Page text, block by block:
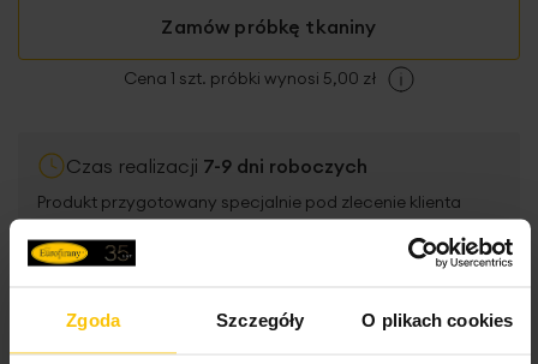
Zgoda Szczegóły O plikach cookies
Zamów próbkę tkaniny
Cena 1 szt. próbki wynosi 5,00 zł
Czas realizacji 7-9 dni roboczych
Produkt przygotowany specjalnie pod zlecenie klienta
(szyty na miarę), nie podlega zwrotowi oraz możliwości
rezerwacji w salonie.
Darmowa dostawa od
299,00 zł